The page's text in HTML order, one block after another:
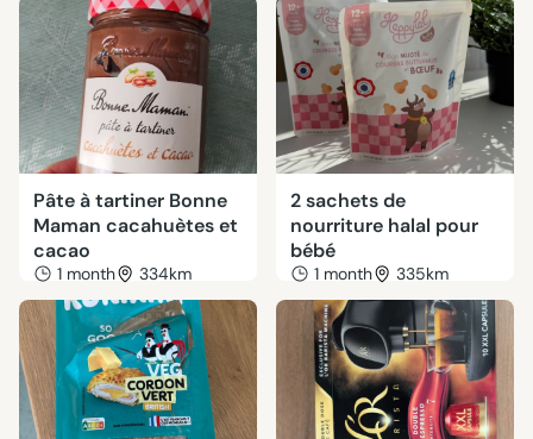
Pâte à tartiner Bonne
Maman cacahuètes et
cacao
1 month 334km
2 sachets de
nourriture halal pour
bébé
1 month 335km